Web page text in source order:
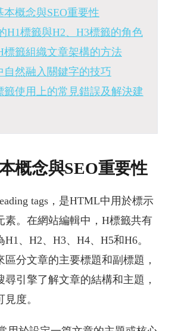
概念與SEO重要性
H1標籤與H2、H3標籤的角色
標籤組織文章架構的方法
自然融入關鍵字的技巧
籤使用上的常見錯誤及解決建
概念與SEO重要性
tags，是HTML中用於標示
素。在網站編輯中，H標籤共有
、H2、H3、H4、H5和H6。
分文章的主要標題和副標題，
引擎了解文章的結構和主題，
度。